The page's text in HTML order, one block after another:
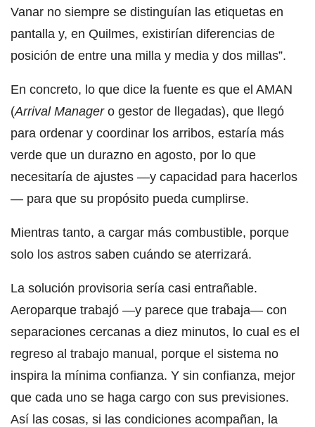
Vanar no siempre se distinguían las etiquetas en
pantalla y, en Quilmes, existirían diferencias de
posición de entre una milla y media y dos millas”.
En concreto, lo que dice la fuente es que el AMAN
(Arrival Managero gestor de llegadas), que llegó
para ordenar y coordinar los arribos, estaría más
verde que un durazno en agosto, por lo que
necesitaría de ajustes —y capacidad para hacerlos
— para que su propósito pueda cumplirse.
Mientras tanto, a cargar más combustible, porque
solo los astros saben cuándo se aterrizará.
La solución provisoria sería casi entrañable.
Aeroparque trabajó —y parece que trabaja— con
separaciones cercanas a diez minutos, lo cual es el
regreso al trabajo manual, porque el sistema no
inspira la mínima confianza. Y sin confianza, mejor
que cada uno se haga cargo con sus previsiones.
Así las cosas, si las condiciones acompañan, la